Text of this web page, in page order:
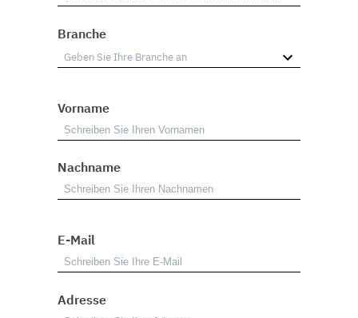
Branche
Vorname
Nachname
E-Mail
Adresse